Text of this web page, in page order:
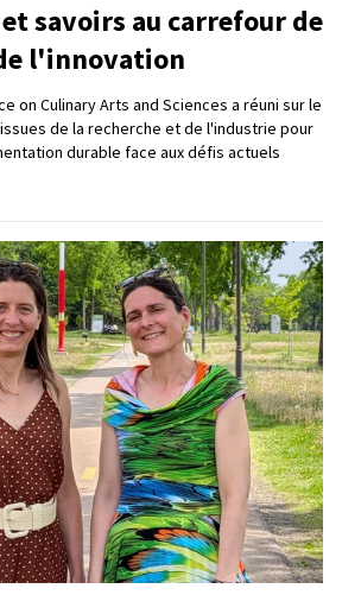
savoirs au carrefour de
l'innovation
on Culinary Arts and Sciences a réuni sur le
de la recherche et de l'industrie pour
durable face aux défis actuels